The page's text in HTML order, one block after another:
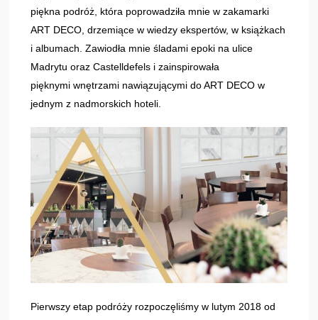
piękna podróż, która poprowadziła mnie w zakamarki
ART DECO, drzemiące w wiedzy ekspertów, w książkach
i albumach. Zawiodła mnie śladami epoki na ulice
Madrytu oraz Castelldefels i zainspirowała
pięknymi wnętrzami nawiązującymi do ART DECO w
jednym z nadmorskich hoteli.
Pierwszy etap podróży rozpoczęliśmy w lutym 2018 od